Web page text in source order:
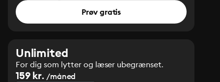
Prøv gratis
Unlimited
For dig som lytter og læser ubegrænset.
159 kr. /måned